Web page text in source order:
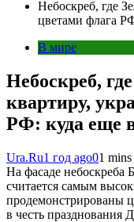
Небоскреб, где
цветами флага
В мире
Небоскреб,
квартиру,
РФ: куда еще
Ura.Ru1 год ago01 mins
На фасаде
считается самым
продемонстрированы
в честь празднования